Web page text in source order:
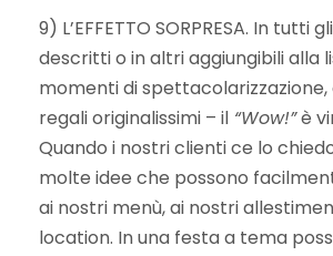
9) L’EFFETTO SORPRESA. In tutti
descritti o in altri aggiungibili alla
momenti di spettacolarizzazione,
regali originalissimi – il “Wow!”è
Quando i nostri clienti ce lo
molte idee che possono
ai nostri menù, ai nostri
location. In una festa a tema